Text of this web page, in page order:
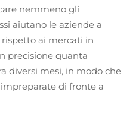
nemmeno gli
aiutano le aziende a
ai mercati in
precisione quanta
diversi mesi, in modo che
di fronte a